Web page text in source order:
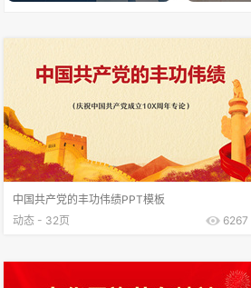
中国共产党的丰功伟绩PPT模板
动态 - 32页
6267